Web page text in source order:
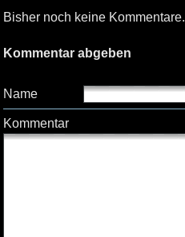
Bisher noch keine Kommentare.
Kommentar abgeben
Name
Kommentar